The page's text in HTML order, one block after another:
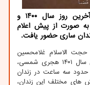
حجت الاسلام محسنی اژه ای در آخرین روز سال ۱۴۰۰ و
با ساعات تحویل سال ۱۴۰۱، به صورت از پیش اعلام
ساری حضور یافت.
الاسلام غلامحسین
محسنی اژه ای همزمان با ساعات تحویل سال ۱۴۰۱ هجری شمسی،
سه ساعت در زندان
های مختلف این زندان،